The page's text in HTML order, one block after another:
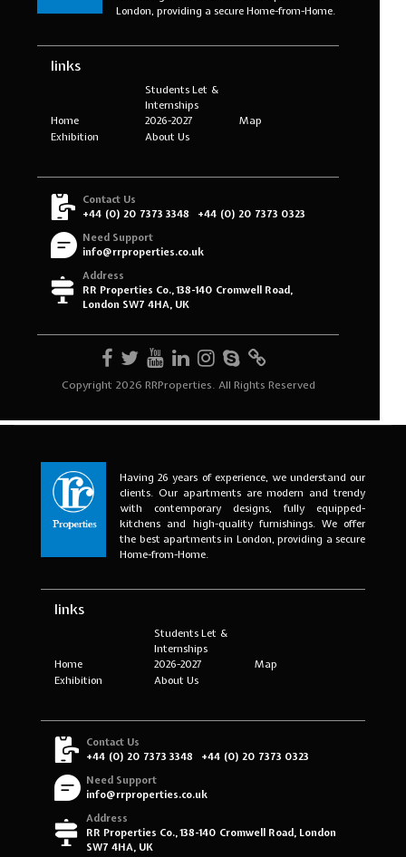
Having 26 years of experience, we understand our
clients. Our apartments are modern and trendy
with contemporary designs, fully equipped-
kitchens and high-quality furnishings. We offer
the best apartments in London, providing a secure
Home-from-Home.
links
Home
Students Let &
Internships
2026-2027
Map
Exhibition
About Us
Contact Us
+44 (0) 20 7373 3348
+44 (0) 20 7373 0323
Need Support
info@rrproperties.co.uk
Address
RR Properties Co., 138-140 Cromwell Road, London
SW7 4HA, UK